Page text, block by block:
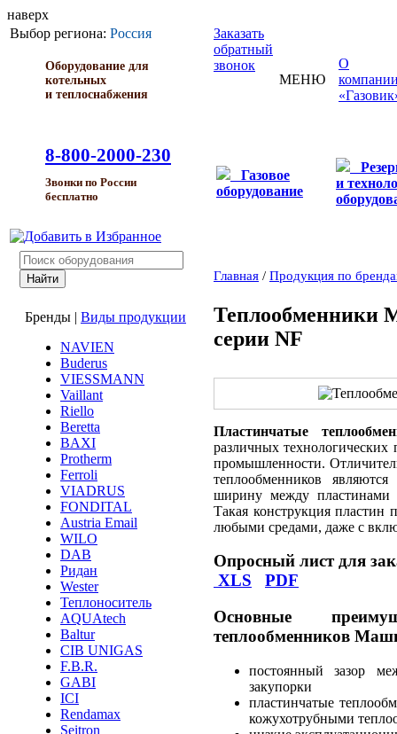
наверх
Выбор региона: Россия
Оборудование для
котельных
и теплоснабжения
8-800-2000-230
Звонки по России
бесплатно
Заказать
обратный
звонок
МЕНЮ
О
Газовое
оборудование
и
Бренды | Виды продукции
NAVIEN
Buderus
VIESSMANN
Vaillant
Riello
Beretta
BAXI
Protherm
Ferroli
VIADRUS
FONDITAL
Austria Email
WILO
DAB
Ридан
Wester
Теплоноситель
AQUAtech
Baltur
CIB UNIGAS
F.B.R.
GABI
ICI
Rendamax
Seitron
Главная / Продукция по
Теплообменники
серии NF
Пластинчатые
различных технологических
промышленности.
теплообменников
ширину между пластинами
Такая конструкция пластин
любыми средами, даже с
Опросный лист для
XLS
PDF
Основные
теплообменников
постоянный зазор
закупорки
пластинчатые
кожухотрубными